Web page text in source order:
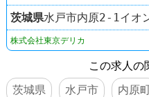
茨城県水戸市内原2-1イオ
株式会社東京デリカ
この求人の
茨城県
水戸市 内原